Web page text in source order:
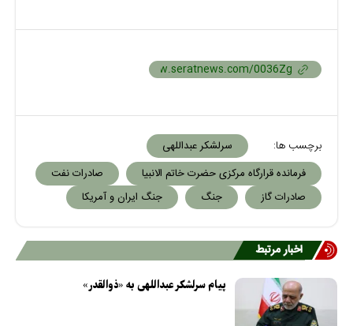
برچسب ها:
سرلشکر عبداللهی
فرمانده قرارگاه مرکزی حضرت خاتم الانبیا
صادرات نفت
صادرات گاز
جنگ جنگ ایران و آمریکا
اخبار مرتبط
پیام سرلشکر عبداللهی به «ذوالقدر»